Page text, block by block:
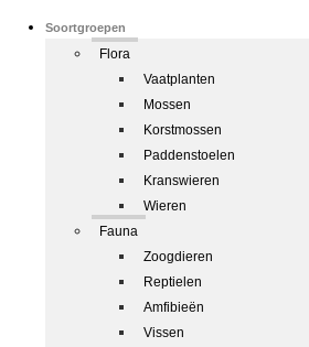
Soortgroepen
Flora
Vaatplanten
Mossen
Korstmossen
Paddenstoelen
Kranswieren
Wieren
Fauna
Zoogdieren
Reptielen
Amfibieën
Vissen